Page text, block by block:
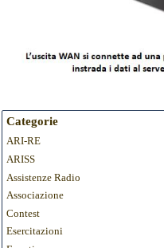
Categorie
ARI-RE
ARISS
Assistenze Radio
Associazione
Contest
Esercitazioni